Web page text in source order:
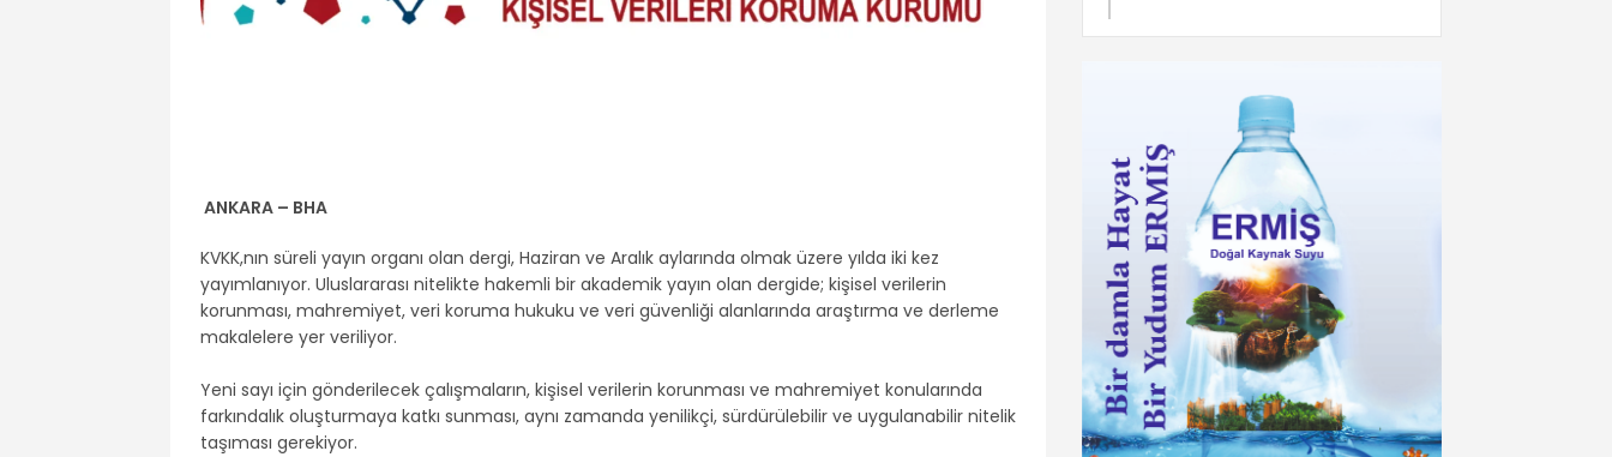
ANKARA – BHA
KVKK,nın süreli yayın organı olan dergi, Haziran ve Aralık aylarında olmak üzere yılda iki kez
yayımlanıyor. Uluslararası nitelikte hakemli bir akademik yayın olan dergide; kişisel verilerin
korunması, mahremiyet, veri koruma hukuku ve veri güvenliği alanlarında araştırma ve derleme
makalelere yer veriliyor.
Yeni sayı için gönderilecek çalışmaların, kişisel verilerin korunması ve mahremiyet konularında
farkındalık oluşturmaya katkı sunması, aynı zamanda yenilikçi, sürdürülebilir ve uygulanabilir nitelik
taşıması gerekiyor.